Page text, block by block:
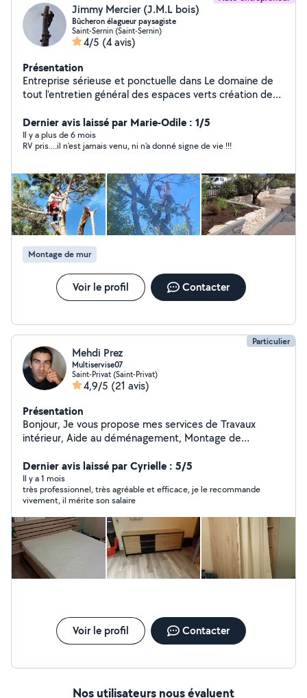
Jimmy Mercier (J.M.L bois)
Bûcheron élagueur paysagiste
Saint-Sernin (Saint-Sernin)
4/5 (4 avis)
Présentation
Entreprise sérieuse et ponctuelle dans Le domaine de
tout l'entretien général des espaces verts création des
l'élagage Service à la personne
Dernier avis laissé par Marie-Odile : 1/5
Il y a plus de 6 mois
RV pris....il n'est jamais venu, ni n'a donné signe de vie !!!
Montage de mur
Voir le profil Contacter
Particulier
Mehdi Prez
Multiservise07
Saint-Privat (Saint-Privat)
4,9/5 (21 avis)
Présentation
Bonjour, Je vous propose mes services de Travaux
intérieur, Aide au déménagement, Montage de
luminère, Dépose et pose de vmc, plomberie, petite
électricité... électroménagers, ect... ect... Travaux
extérieurs... Tonte débroussaillage, taille, et toute
entretien extérieur... Ayant travaillé dans plusieurs
domaine du bâtiment et d'espace vert j'ai acquis de
nombreuses connaissances et savoir faire. J'accepte le
CESU,( Chèque emploi service) N'hésitez pas à me
contacter À bientôt Mehdi
Dernier avis laissé par Cyrielle : 5/5
Il y a 1 mois
très professionnel, très agréable et efficace, je le recommande
vivement, il mérite son salaire
Voir le profil Contacter
Nos utilisateurs nous évaluent